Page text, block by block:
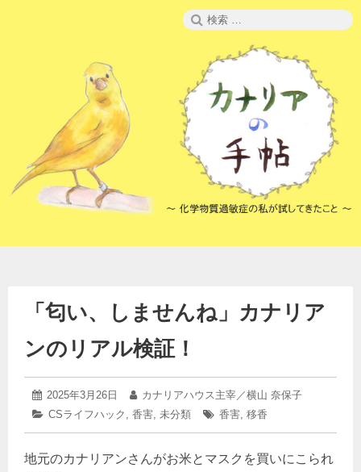
検
索:
「匂い、しませんね」カナリア
ンのリアル検証！
投
稿
2025年3月26日
2025
年
3
月
日
投
稿
カナリアハウス主宰／横山 奈保子
カ
リ
CSライフハック , 香害, 未分類
タ
香害, 移香
地元のカナリアンさんがお米とマスクを買いにこられ